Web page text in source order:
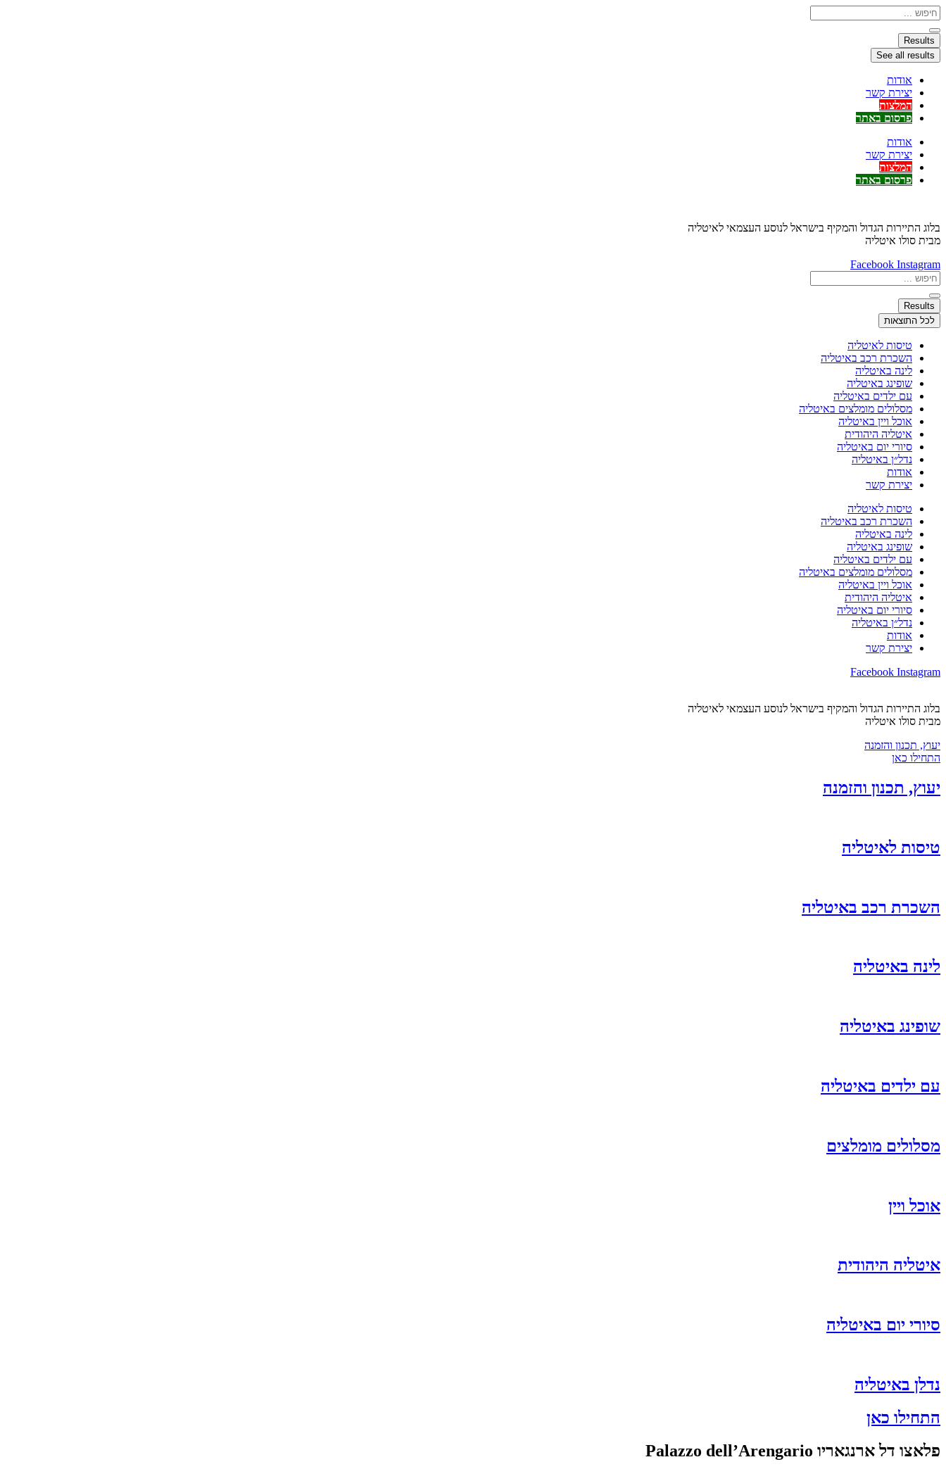
דלג
לתוכן
Search
...
Results
See all results
אודות
יצירת קשר
המלצות
פרסום באתר
אודות
יצירת קשר
המלצות
פרסום באתר
בלוג התיירות הגדול והמקיף בישראל לנוסע העצמאי לאיטליה
מבית סולו איטליה
Facebook Instagram
Search
...
Results
לכל התוצאות
טיסות לאיטליה
השכרת רכב באיטליה
לינה באיטליה
שופינג באיטליה
עם ילדים באיטליה
מסלולים מומלצים באיטליה
אוכל ויין באיטליה
איטליה היהודית
סיורי יום באיטליה
נדל״ן באיטליה
אודות
יצירת קשר
טיסות לאיטליה
השכרת רכב באיטליה
לינה באיטליה
שופינג באיטליה
עם ילדים באיטליה
מסלולים מומלצים באיטליה
אוכל ויין באיטליה
איטליה היהודית
סיורי יום באיטליה
נדל״ן באיטליה
אודות
יצירת קשר
Facebook Instagram
בלוג התיירות הגדול והמקיף בישראל לנוסע העצמאי לאיטליה
מבית סולו איטליה
יעוץ, תכנון והזמנה
התחילו כאן
יעוץ, תכנון והזמנה
טיסות לאיטליה
השכרת רכב באיטליה
לינה באיטליה
שופינג באיטליה
עם ילדים באיטליה
מסלולים מומלצים
אוכל ויין
איטליה היהודית
סיורי יום באיטליה
נדלן באיטליה
התחילו כאן
פלאצו דל ארנגאריו Palazzo dell’Arengario